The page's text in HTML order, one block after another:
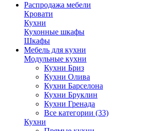
Распродажа мебели
Кровати
Кухни
Кухонные шкафы
Шкафы
Мебель для кухни
Модульные кухни
Кухни Бриз
Кухни Олива
Кухни Барселона
Кухни Бруклин
Кухни Гренада
Все категории (33)
Кухни